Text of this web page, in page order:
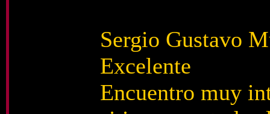
Sergio Gustavo
Excelente
Encuentro muy